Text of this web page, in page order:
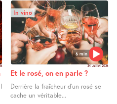
6 min
In vino
24 Juillet 2026
Et le rosé, on en parle ?
Derrière la fraîcheur d’un rosé se
cache un véritable...